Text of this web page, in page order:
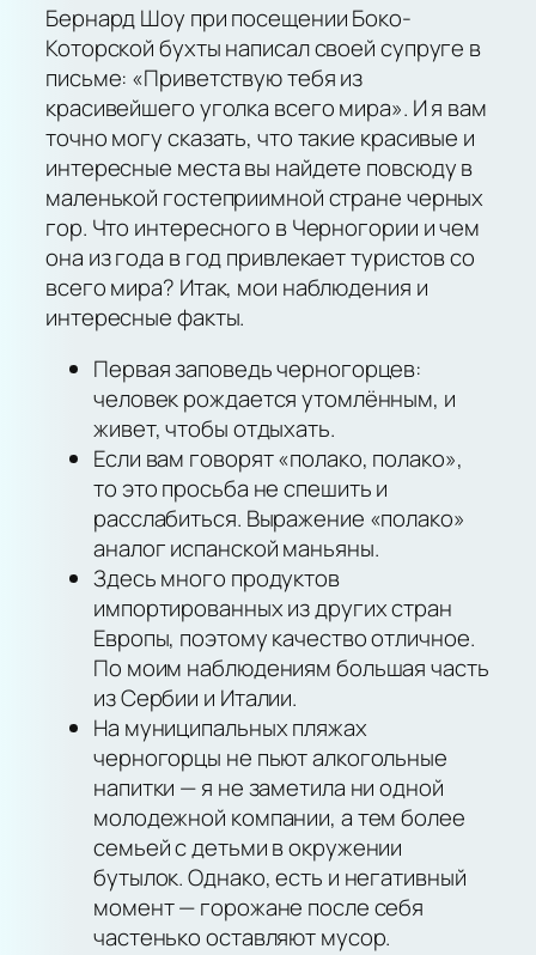
Бернард Шоу при посещении Боко-
Которской бухты написал своей супруге в
письме: «Приветствую тебя из
красивейшего уголка всего мира». И я вам
точно могу сказать, что такие красивые и
интересные места вы найдете повсюду в
маленькой гостеприимной стране черных
гор. Что интересного в Черногории и чем
она из года в год привлекает туристов со
всего мира? Итак, мои наблюдения и
интересные факты.
Первая заповедь черногорцев:
человек рождается утомлённым, и
живет, чтобы отдыхать.
Если вам говорят «полако, полако»,
то это просьба не спешить и
расслабиться. Выражение «полако»
аналог испанской маньяны.
Здесь много продуктов
импортированных из других стран
Европы, поэтому качество отличное.
По моим наблюдениям большая часть
из Сербии и Италии.
На муниципальных пляжах
черногорцы не пьют алкогольные
напитки — я не заметила ни одной
молодежной компании, а тем более
семьей с детьми в окружении
бутылок. Однако, есть и негативный
момент — горожане после себя
частенько оставляют мусор.